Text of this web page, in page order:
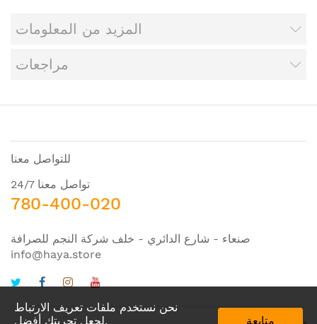
نحن نستخدم ملفات تعريف الارتباط
لجعل تجربتك أفضل.
متابعة
المزيد من المعلومات
مراجعات
للتواصل معنا
تواصل معنا 24/7
780-400-020
صنعاء - شارع الدائري - خلف شركة النجم للصرافة
info@haya.store